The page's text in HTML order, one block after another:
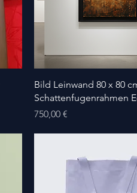
Bild Leinwand 80 x 80
Schattenfugenrahmen
Preis
750,00 €